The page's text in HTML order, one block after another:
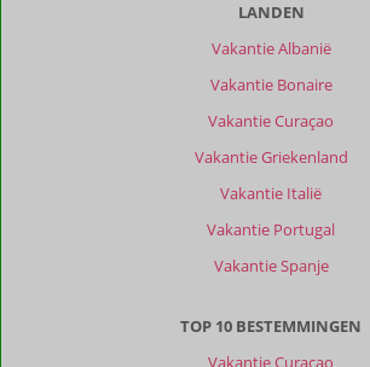
LANDEN
Vakantie Albanië
Vakantie Bonaire
Vakantie Curaçao
Vakantie Griekenland
Vakantie Italië
Vakantie Portugal
Vakantie Spanje
TOP 10 BESTEMMINGEN
Vakantie Curaçao